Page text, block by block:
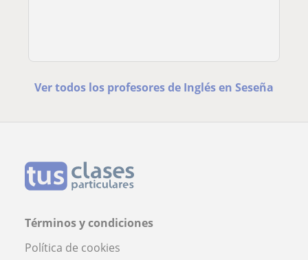
Ver todos los profesores de Inglés en Seseña
Términos y condiciones
Política de cookies